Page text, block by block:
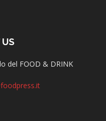
del FOOD & DRINK